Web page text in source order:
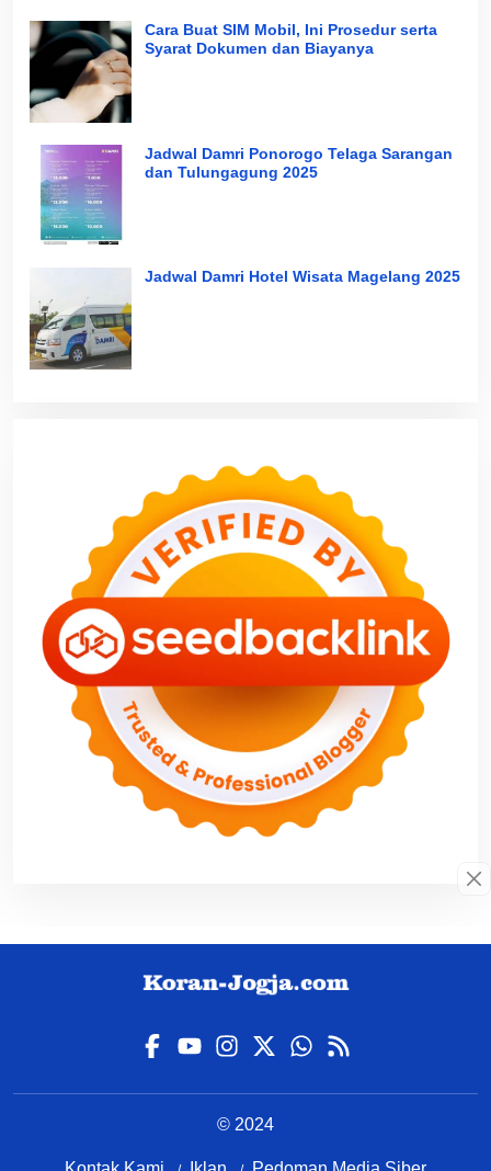
Cara Buat SIM Mobil, Ini Prosedur serta
Syarat Dokumen dan Biayanya
Jadwal Damri Ponorogo Telaga Sarangan
dan Tulungagung 2025
Jadwal Damri Hotel Wisata Magelang 2025
© 2024